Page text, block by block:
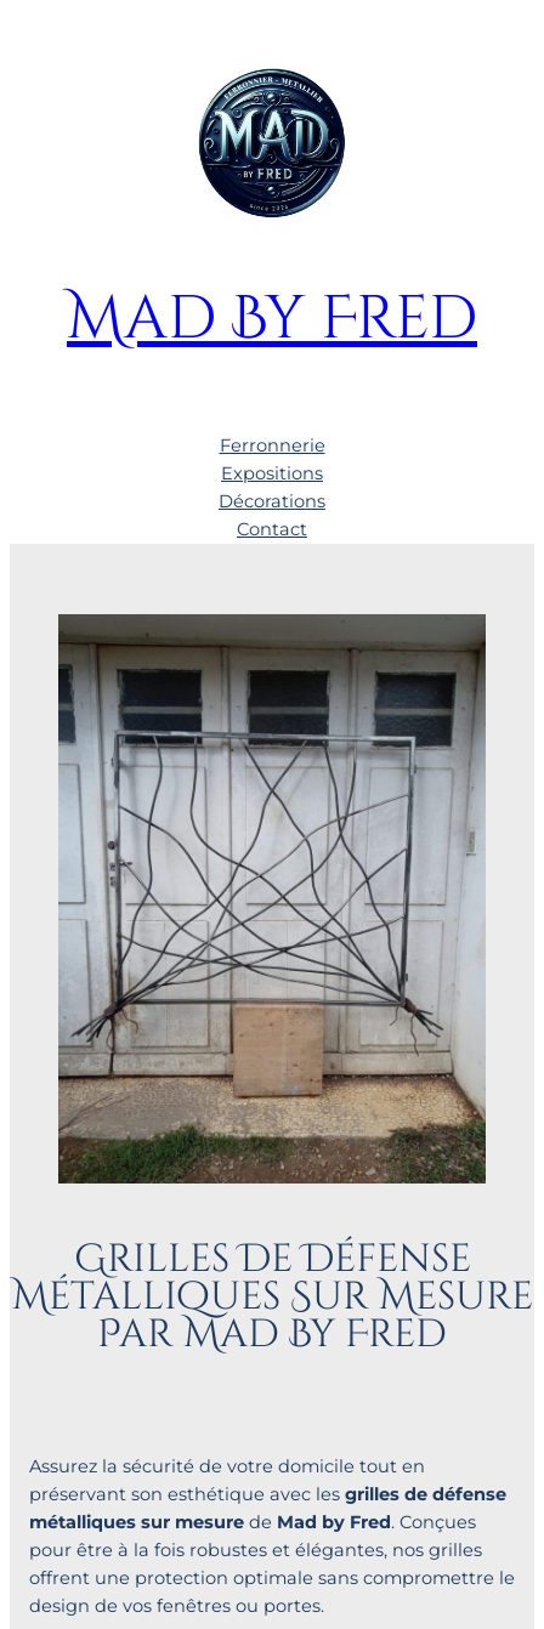
Mad By Fred
Ferronnerie
Expositions
Décorations
Contact
Grilles De Défense
Métalliques Sur Mesure
Par Mad By Fred
Assurez la sécurité de votre domicile tout en
préservant son esthétique avec les grilles de défense
métalliques sur mesure de Mad by Fred. Conçues
pour être à la fois robustes et élégantes, nos grilles
offrent une protection optimale sans compromettre le
design de vos fenêtres ou portes.